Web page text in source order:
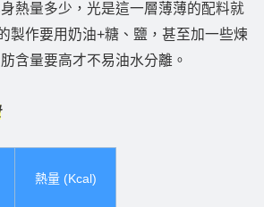
熱量多少，光是這一層薄薄的配料就
製作要用奶油+糖、鹽，甚至加一些煉
含量要高才不易油水分離。
熱量 (Kcal)